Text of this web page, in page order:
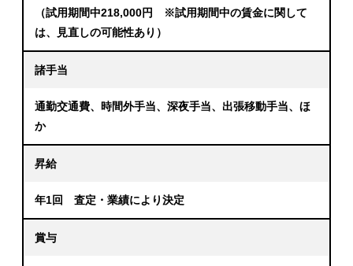
（試用期間中218,000円 ※試用期間中の賃金に関して
は、見直しの可能性あり）
諸手当
通勤交通費、時間外手当、深夜手当、出張移動手当、ほ
か
昇給
年1回 査定・業績により決定
賞与